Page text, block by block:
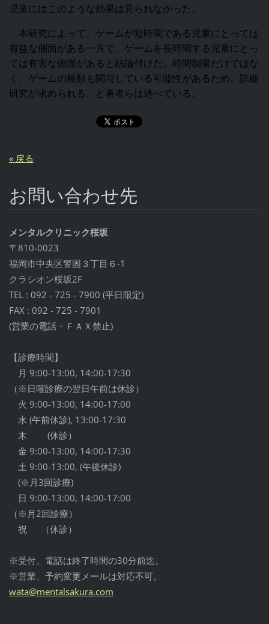
児童にはこのような効果は見られなかった。
本研究によって、ゲームが短時間である児童にとっては
有益な側面がある一方で、ゲームを長時間する児童にとっ
ては有害な側面があると結論付けた。時間制限だけではな
く、ゲームの種類も関与している可能性があるため、詳細
研究が求められる、と著者らは述べている。
« 戻る
お問い合わせ先
メンタルクリニック桜坂
〒810-0023
福岡市中央区警固３丁目６-1
クラシオン桜坂2F
TEL : 092 - 725 - 7900 (平日限定)
FAX : 092 - 725 - 7901
(営業の電話・ＦＡＸ禁止)
【診療時間】
月 9:00-13:00, 14:00-17:30
（※日曜診療の翌日午前は休診）
火 9:00-13:00, 14:00-17:00
水 (午前休診), 13:00-17:30
木 (休診）
金 9:00-13:00, 14:00-17:30
土 9:00-13:00, (午後休診)
(※月3回診療)
日 9:00-13:00, 14:00-17:00
（※月2回診療）
祝 （休診）
※受付、電話は終了時間の30分前迄。
※営業、予約変更メールは対応不可。
wata@mentalsakura.com